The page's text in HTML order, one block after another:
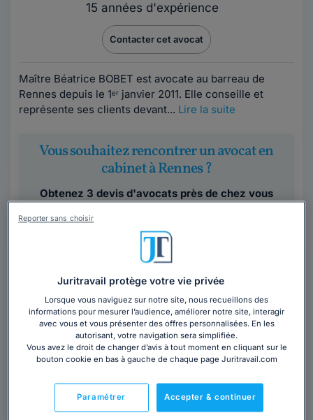
15 années d'expérience
Contacter cet avocat
Maître Béatrice BOBET est avocate au barreau de
Rennes depuis le 1ᵉʳ janvier 2011. Elle conseille et
représente ses clients devant... Lire la suite
Vous souhaitez rencontrer un avocat en
cabinet à Rennes ?
Obtenez 3 devis d'avocats près de chez vous
Trouver un avocat
Maître Amélie AMOYEL-VICQUELIN
Avocat au barreau de Rennes
Ille-et-Vilaine Rennes, 35700
Juritravail protège votre vie privée
Lorsque vous naviguez sur notre site, nous recueillons des
informations pour mesurer l’audience, améliorer notre site, interagir
avec vous et vous présenter des offres personnalisées. En les
autorisant, votre navigation sera simplifiée.
Vous avez le droit de changer d’avis à tout moment en cliquant sur le
bouton cookie en bas à gauche de chaque page Juritravail.com
Accepter & continuer
Paramétrer
Reporter sans choisir